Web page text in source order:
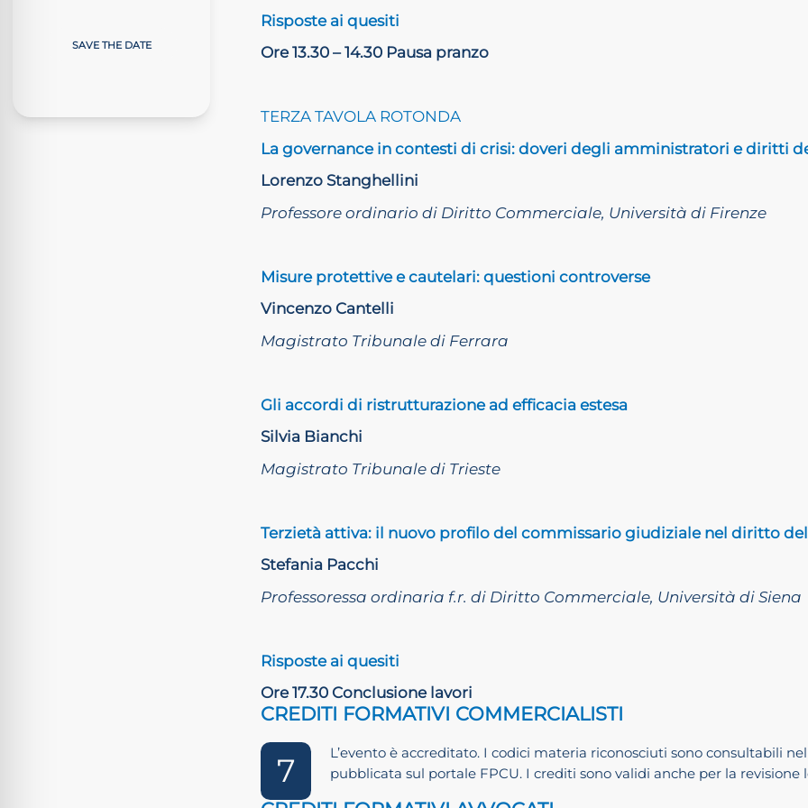
SAVE THE DATE
Risposte ai quesiti
Ore 13.30 – 14.30 Pausa pranzo
TERZA TAVOLA ROTONDA
La governance in contesti di crisi: doveri degli amministratori e diritti
Lorenzo Stanghellini
Professore ordinario di Diritto Commerciale, Università di Firenze
Misure protettive e cautelari: questioni controverse
Vincenzo Cantelli
Magistrato Tribunale di Ferrara
Gli accordi di ristrutturazione ad efficacia estesa
Silvia Bianchi
Magistrato Tribunale di Trieste
Terzietà attiva: il nuovo profilo del commissario giudiziale nel diritto
Stefania Pacchi
Professoressa ordinaria f.r. di Diritto Commerciale, Università di Siena
Risposte ai quesiti
Ore 17.30 Conclusione lavori
CREDITI FORMATIVI COMMERCIALISTI
7
L’evento è accreditato. I codici materia riconosciuti sono consultabili
pubblicata sul portale FPCU. I crediti sono validi anche per la